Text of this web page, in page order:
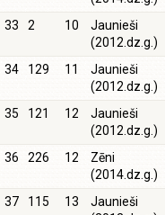
33 2 10
Jaunieši
(2012.dz.g.)
34 129 11
Jaunieši
(2012.dz.g.)
35 121 12
Jaunieši
(2012.dz.g.)
36 226 12
Zēni
(2014.dz.g.)
37 115 13
Jaunieši